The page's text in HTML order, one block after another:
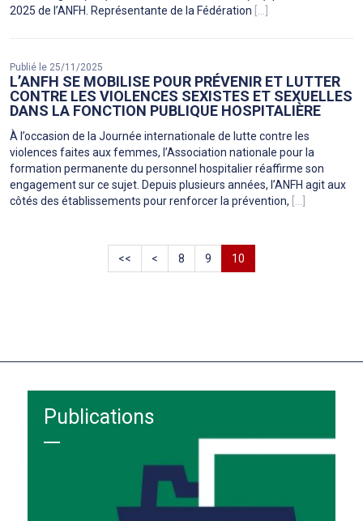
2025 de l’ANFH. Représentante de la Fédération [...]
Publié le 25/11/2025
L’ANFH SE MOBILISE POUR PRÉVENIR ET LUTTER
CONTRE LES VIOLENCES SEXISTES ET SEXUELLES
DANS LA FONCTION PUBLIQUE HOSPITALIÈRE
À l’occasion de la Journée internationale de lutte contre les
violences faites aux femmes, l’Association nationale pour la
formation permanente du personnel hospitalier réaffirme son
engagement sur ce sujet. Depuis plusieurs années, l’ANFH agit aux
côtés des établissements pour renforcer la prévention, [...]
<< < 8 9 10
Publications